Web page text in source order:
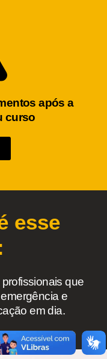
após a
curso
esse
que
e
em dia.